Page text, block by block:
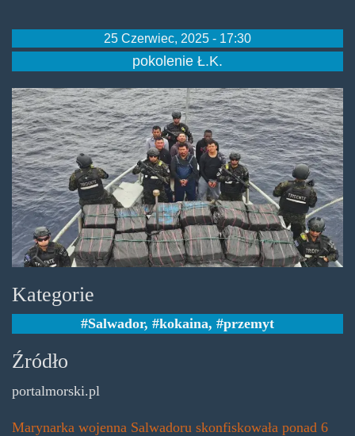
25 Czerwiec, 2025 - 17:30
pokolenie Ł.K.
obraz_2025-
06-
21_152357458.png
Kategorie
Salwador, kokaina, przemyt
Źródło
portalmorski.pl
Marynarka wojenna Salwadoru skonfiskowała ponad 6